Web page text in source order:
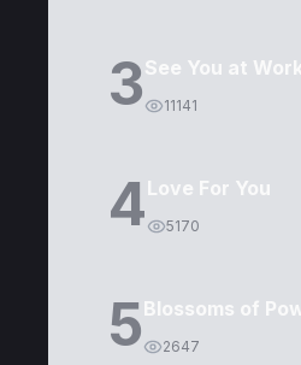
3See You at
11141
4Love For You
5170
5Blossoms of
2647